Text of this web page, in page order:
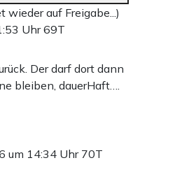
wieder auf Freigabe...)
Uhr69T
Der darf dort dann
bleiben, dauerHaft….
um 14:34 Uhr 70T